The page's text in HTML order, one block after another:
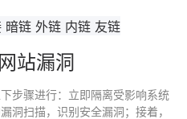
站漏洞
步骤进行：立即隔离受影响系统
洞扫描，识别安全漏洞；接着，